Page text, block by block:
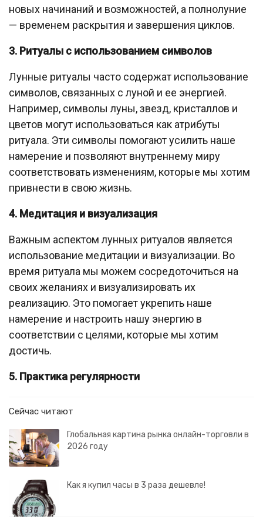
новых начинаний и возможностей, а полнолуние
— временем раскрытия и завершения циклов.
3. Ритуалы с использованием символов
Лунные ритуалы часто содержат использование
символов, связанных с луной и ее энергией.
Например, символы луны, звезд, кристаллов и
цветов могут использоваться как атрибуты
ритуала. Эти символы помогают усилить наше
намерение и позволяют внутреннему миру
соответствовать изменениям, которые мы хотим
привнести в свою жизнь.
4. Медитация и визуализация
Важным аспектом лунных ритуалов является
использование медитации и визуализации. Во
время ритуала мы можем сосредоточиться на
своих желаниях и визуализировать их
реализацию. Это помогает укрепить наше
намерение и настроить нашу энергию в
соответствии с целями, которые мы хотим
достичь.
5. Практика регулярности
Сейчас читают
Глобальная картина рынка онлайн-торговли в
2026 году
Как я купил часы в 3 раза дешевле!